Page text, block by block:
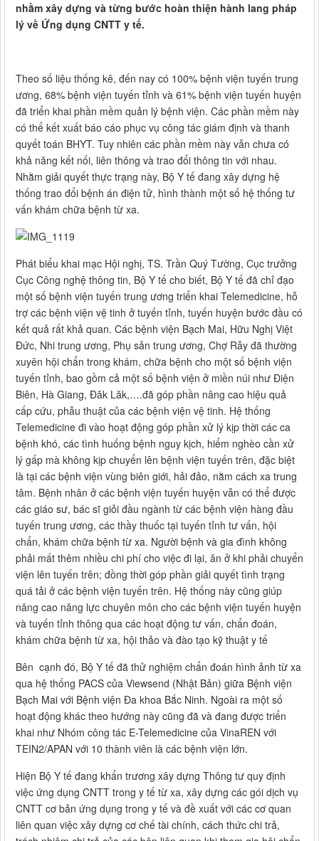
nhằm xây dựng và từng bước hoàn thiện hành lang pháp
lý về Ứng dụng CNTT y tế.
Theo số liệu thống kê, đến nay có 100% bệnh viện tuyến trung
ương, 68% bệnh viện tuyến tỉnh và 61% bệnh viện tuyến huyện
đã triển khai phần mềm quản lý bệnh viện. Các phần mềm này
có thể kết xuất báo cáo phục vụ công tác giám định và thanh
quyết toán BHYT. Tuy nhiên các phần mềm này vẫn chưa có
khả năng kết nối, liên thông và trao đổi thông tin với nhau.
Nhằm giải quyết thực trạng này, Bộ Y tế đang xây dựng hệ
thống trao đổi bệnh án điện tử, hình thành một số hệ thống tư
vấn khám chữa bệnh từ xa.
Phát biểu khai mạc Hội nghị, TS. Trần Quý Tường, Cục trưởng
Cục Công nghệ thông tin, Bộ Y tế cho biết, Bộ Y tế đã chỉ đạo
một số bệnh viện tuyến trung ương triển khai Telemedicine, hỗ
trợ các bệnh viện vệ tinh ở tuyến tỉnh, tuyến huyện bước đầu có
kết quả rất khả quan. Các bệnh viện Bạch Mai, Hữu Nghị Việt
Đức, Nhi trung ương, Phụ sản trung ương, Chợ Rẫy đã thường
xuyên hội chẩn trong khám, chữa bệnh cho một số bệnh viện
tuyến tỉnh, bao gồm cả một số bệnh viện ở miền núi như Điện
Biên, Hà Giang, Đăk Lăk,….đã góp phần nâng cao hiệu quả
cấp cứu, phẫu thuật của các bệnh viện vệ tinh. Hệ thống
Telemedicine đi vào hoạt động góp phần xử lý kịp thời các ca
bệnh khó, các tình huống bệnh nguy kịch, hiểm nghèo cần xử
lý gấp mà không kịp chuyển lên bệnh viện tuyến trên, đặc biệt
là tại các bệnh viện vùng biên giới, hải đảo, nằm cách xa trung
tâm. Bệnh nhân ở các bệnh viện tuyến huyện vẫn có thể được
các giáo sư, bác sĩ giỏi đầu ngành từ các bệnh viện hàng đầu
tuyến trung ương, các thầy thuốc tại tuyến tỉnh tư vấn, hội
chẩn, khám chữa bệnh từ xa. Người bệnh và gia đình không
phải mất thêm nhiều chi phí cho việc đi lại, ăn ở khi phải chuyển
viện lên tuyến trên; đồng thời góp phần giải quyết tình trạng
quá tải ở các bệnh viện tuyến trên. Hệ thống này cũng giúp
nâng cao năng lực chuyên môn cho các bệnh viện tuyến huyện
và tuyến tỉnh thông qua các hoạt động tư vấn, chẩn đoán,
khám chữa bệnh từ xa, hội thảo và đào tạo kỹ thuật y tế
Bên cạnh đó, Bộ Y tế đã thử nghiệm chẩn đoán hình ảnh từ xa
qua hệ thống PACS của Viewsend (Nhật Bản) giữa Bệnh viện
Bạch Mai với Bệnh viện Đa khoa Bắc Ninh. Ngoài ra một số
hoạt động khác theo hướng này cũng đã và đang được triển
khai như Nhóm công tác E-Telemedicine của VinaREN với
TEIN2/APAN với 10 thành viên là các bệnh viện lớn.
Hiện Bộ Y tế đang khẩn trương xây dựng Thông tư quy định
việc ứng dụng CNTT trong y tế từ xa, xây dựng các gói dịch vụ
CNTT cơ bản ứng dụng trong y tế và đề xuất với các cơ quan
liên quan việc xây dựng cơ chế tài chính, cách thức chi trả,